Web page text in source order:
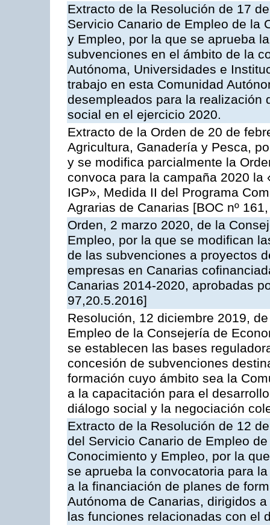
Extracto de la Resolución de 17
Servicio Canario de Empleo de la
y Empleo, por la que se aprueba
subvenciones en el ámbito de la
Autónoma, Universidades e
trabajo en esta Comunidad
desempleados para la realización
social en el ejercicio 2020.
Extracto de la Orden de 20 de
Agricultura, Ganadería y Pesca,
y se modifica parcialmente la
convoca para la campaña 2020
IGP», Medida II del Programa
Agrarias de Canarias [BOC nº
Orden, 2 marzo 2020, de la
Empleo, por la que se modifican
de las subvenciones a proyectos
empresas en Canarias
Canarias 2014-2020, aprobadas
97,20.5.2016]
Resolución, 12 diciembre 2019,
Empleo de la Consejería de
se establecen las bases
concesión de subvenciones
formación cuyo ámbito sea la
a la capacitación para el
diálogo social y la negociación
Extracto de la Resolución de 12
del Servicio Canario de Empleo
Conocimiento y Empleo, por la
se aprueba la convocatoria para
a la financiación de planes de
Autónoma de Canarias, dirigidos
las funciones relacionadas con el